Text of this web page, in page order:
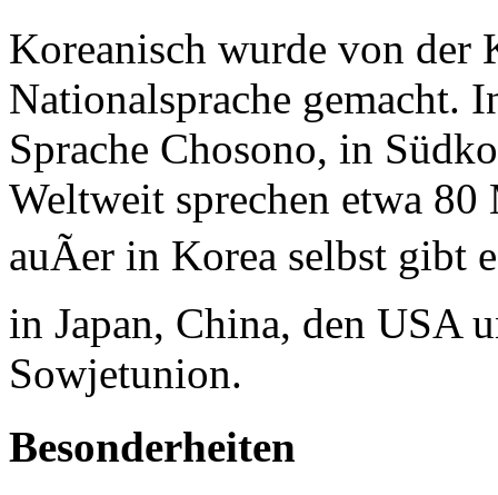
Koreanisch wurde von der
Nationalsprache gemacht.
Sprache Chosono, in
Weltweit sprechen etwa
auÃer in Korea selbst gibt
in Japan, China, den USA
Sowjetunion.
Besonderheiten